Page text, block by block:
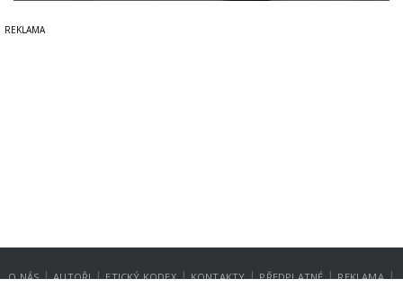
O NÁS | AUTOŘI | ETICKÝ KODEX | KONTAKTY | PŘEDPLATNÉ | REKLAMA |